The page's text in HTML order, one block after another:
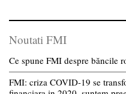
Noutati FMI
Ce spune FMI despre băncile
FMI: criza COVID-19 se